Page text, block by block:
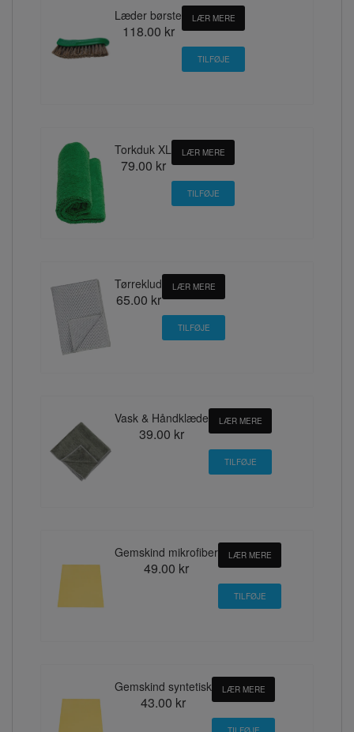
Læder børste
118.00 kr
LÆR MERE
Torkduk XL
79.00 kr
LÆR MERE
Tørreklud
65.00 kr
LÆR MERE
Vask & Håndklæde
39.00 kr
LÆR MERE
Gemskind mikrofiber
49.00 kr
LÆR MERE
Gemskind syntetisk
43.00 kr
LÆR MERE